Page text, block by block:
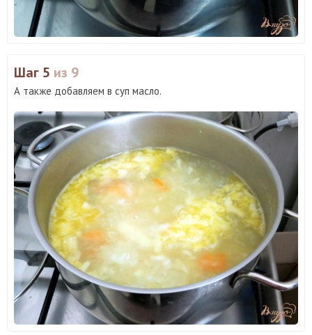
Шаг 5 из 9
А также добавляем в суп масло.